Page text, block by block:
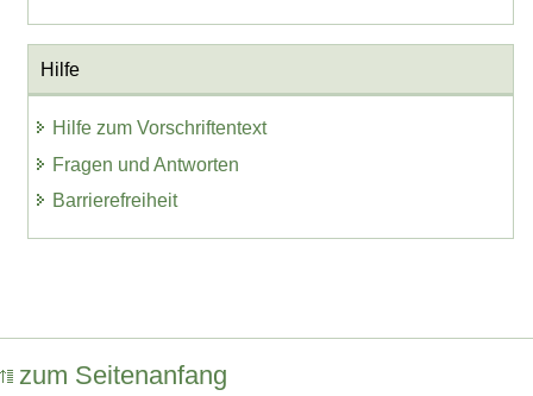
Hilfe
Hilfe zum Vorschriftentext
Fragen und Antworten
Barrierefreiheit
zum Seitenanfang